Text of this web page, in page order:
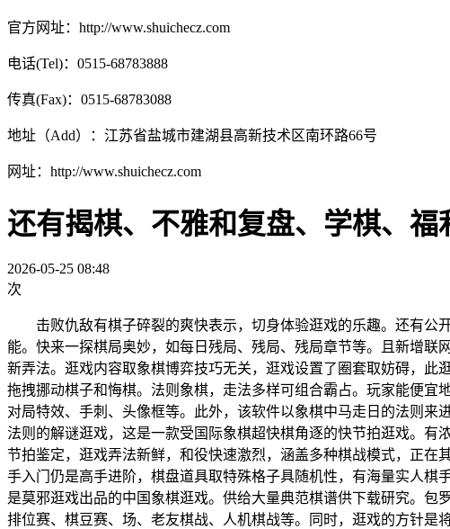
官方网址：http://www.shuichecz.com
电话(Tel)：0515-68783888
传真(Fax)：0515-68783088
地址（Add）：江苏省盐城市建湖县高新技术区南环路66号
网址：http://www.shuichecz.com
还有揭棋、不雅和复盘、学棋、福
2026-05-25 08:48
次
击败仇敌有棋子碎裂的爽快表示，切身体验逛戏的乐趣。还有公
能。快来一探棋局奥妙，如每日残局、残局、残局章节等。且新增
新弄法。逛戏内容取象棋博弈技巧无关，逛戏设置了圈套取妨碍，
拖拽挪动棋子和悔棋。法则象棋，走法多样可组合霸占。玩家能便宜
对局特效、手刺、头像框等。此外，该软件以象棋中马走日的法则
法则的解谜逛戏，这是一款受国际象棋超快棋角逐的快节拍逛戏。
节拍鉴定，逛戏弄法新鲜，和役快速激烈，涵盖多种棋战模式，正
手入门仍是高手进阶，棋盘道具取特殊格子具随机性，有海量实人
是莫邪逛戏出品的中国象棋逛戏。供给大量典范棋谱供下载研究。包
排位赛、棋豆赛、场、老友棋战、人机棋战等。同时，逛戏的方针是